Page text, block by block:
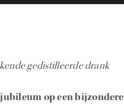
gedistilleerde drank
op een bijzondere